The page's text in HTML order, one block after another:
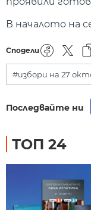
В началото на
Сподели
#избори на 27
Последвайте ни
ТОП 24